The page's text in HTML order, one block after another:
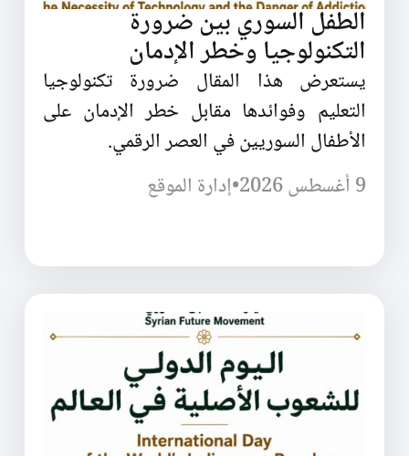
الطفل السوري بين ضرورة
التكنولوجيا وخطر الإدمان
يستعرض هذا المقال ضرورة تكنولوجيا
التعليم وفوائدها مقابل خطر الإدمان على
الأطفال السوريين في العصر الرقمي.
9 أغسطس 2026
•إدارة الموقع